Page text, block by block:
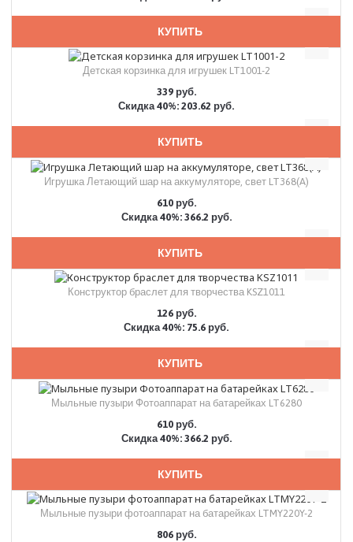
КУПИТЬ
Детская корзинка для игрушек LT1001-2
339 руб.
Скидка 40%: 203.62 руб.
КУПИТЬ
Игрушка Летающий шар на аккумуляторе, свет LT368(A)
610 руб.
Скидка 40%: 366.2 руб.
КУПИТЬ
Конструктор браслет для творчества KSZ1011
126 руб.
Скидка 40%: 75.6 руб.
КУПИТЬ
Мыльные пузыри Фотоаппарат на батарейках LT6280
610 руб.
Скидка 40%: 366.2 руб.
КУПИТЬ
Мыльные пузыри фотоаппарат на батарейках LTMY220Y-2
806 руб.